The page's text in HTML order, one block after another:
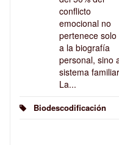
conflicto
emocional no
pertenece solo
a la biografía
personal, sino
sistema
La...
Biodescodificación